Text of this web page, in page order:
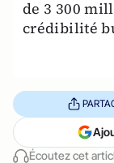
de 3 300
crédibilité
Écoutez cet